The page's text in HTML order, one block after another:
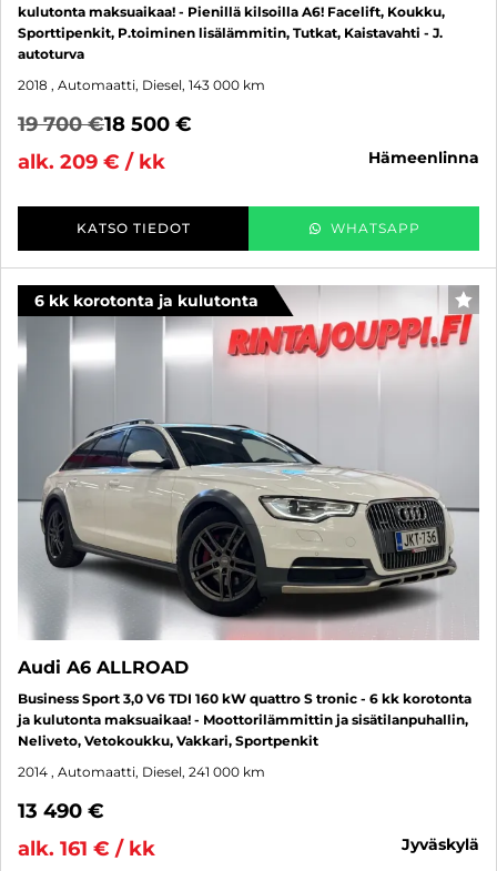
kulutonta maksuaikaa! - Pienillä kilsoilla A6! Facelift, Koukku,
Sporttipenkit, P.toiminen lisälämmitin, Tutkat, Kaistavahti - J.
autoturva
2018 , Automaatti, Diesel, 143 000 km
19 700 €18 500 €
alk. 209 € / kk
hämeenlinna
KATSO TIEDOT WHATSAPP
6 kk korotonta ja kulutonta
Audi A6 ALLROAD
Business Sport 3,0 V6 TDI 160 kW quattro S tronic - 6 kk korotonta
ja kulutonta maksuaikaa! - Moottorilämmittin ja sisätilanpuhallin,
Neliveto, Vetokoukku, Vakkari, Sportpenkit
2014 , Automaatti, Diesel, 241 000 km
13 490 €
alk. 161 € / kk
jyväskylä